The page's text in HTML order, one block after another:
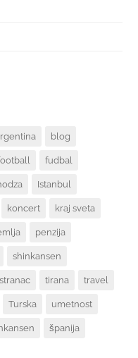
blog
fudbal
Istanbul
koncert kraj sveta
penzija
shinkansen
stranac tirana travel
Turska umetnost
španija